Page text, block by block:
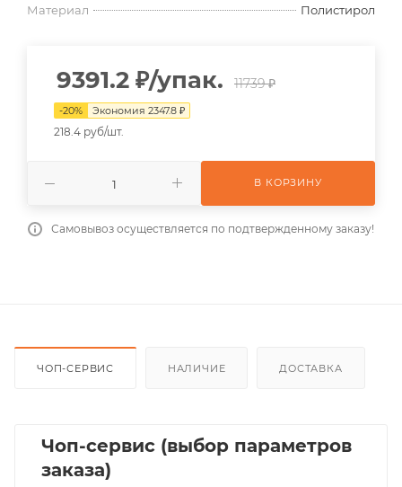
Материал
Полистирол
9391.2 ₽/упак. 11739 ₽
-20% Экономия 2347.8 ₽
218.4 руб/шт.
В КОРЗИНУ
Самовывоз осуществляется по подтвержденному заказу!
ЧОП-СЕРВИС НАЛИЧИЕ ДОСТАВКА
Чоп-сервис (выбор параметров
заказа)